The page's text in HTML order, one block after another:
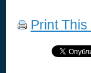
Print This